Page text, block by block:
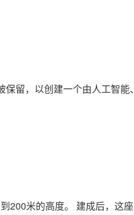
留，以创建一个由人工智能、
200米的高度。 建成后，这座